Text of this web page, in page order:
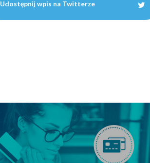
Udostępnij wpis na Twitterze